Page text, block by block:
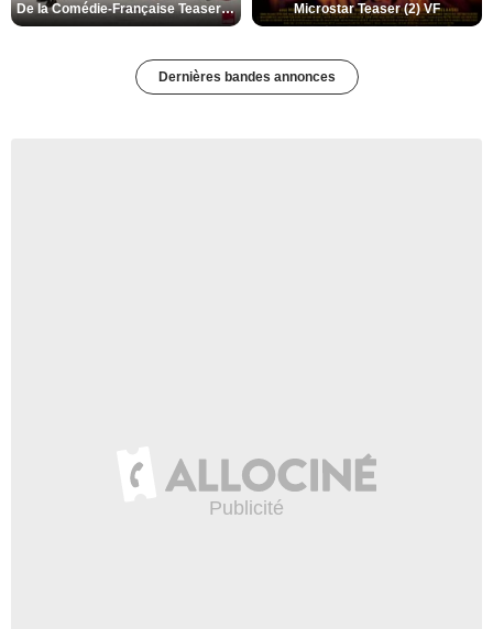
De la Comédie-Française Teaser (3) VF Microstar Teaser (2) VF
Dernières bandes annonces